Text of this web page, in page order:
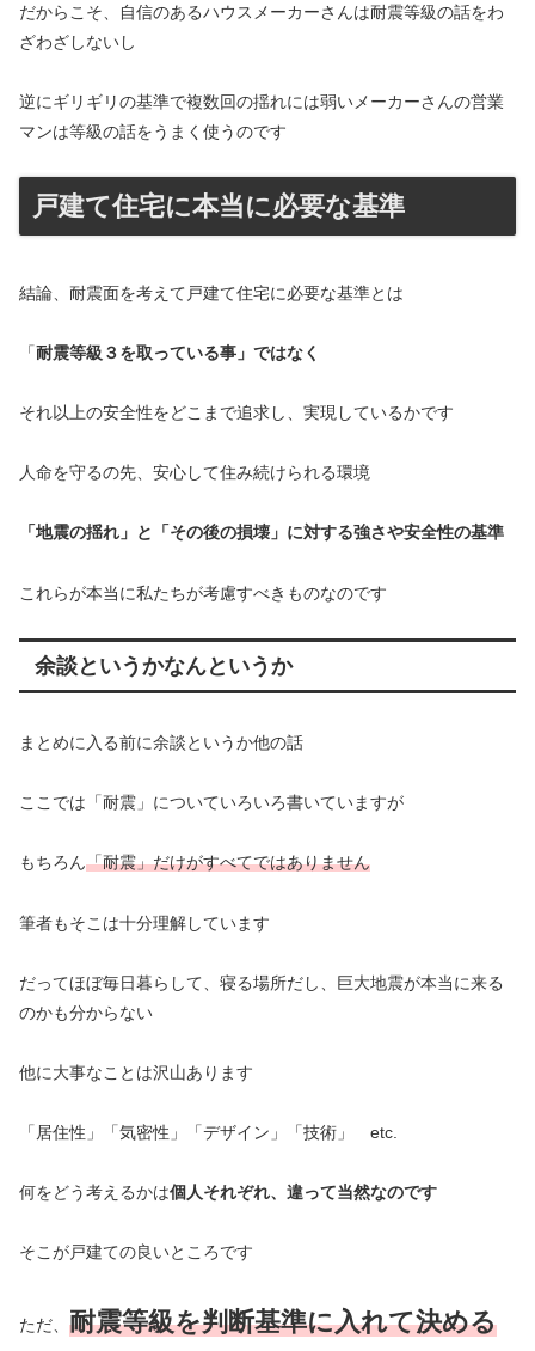
だからこそ、自信のあるハウスメーカーさんは耐震等級の話をわ
ざわざしないし
逆にギリギリの基準で複数回の揺れには弱いメーカーさんの営業
マンは等級の話をうまく使うのです
戸建て住宅に本当に必要な基準
結論、耐震面を考えて戸建て住宅に必要な基準とは
「耐震等級３を取っている事」ではなく
それ以上の安全性をどこまで追求し、実現しているかです
人命を守るの先、安心して住み続けられる環境
「地震の揺れ」と「その後の損壊」に対する強さや安全性の基準
これらが本当に私たちが考慮すべきものなのです
余談というかなんというか
まとめに入る前に余談というか他の話
ここでは「耐震」についていろいろ書いていますが
もちろん「耐震」だけがすべてではありません
筆者もそこは十分理解しています
だってほぼ毎日暮らして、寝る場所だし、巨大地震が本当に来る
のかも分からない
他に大事なことは沢山あります
「居住性」「気密性」「デザイン」「技術」 etc.
何をどう考えるかは個人それぞれ、違って当然なのです
そこが戸建ての良いところです
ただ、 耐震等級を判断基準に入れて決める